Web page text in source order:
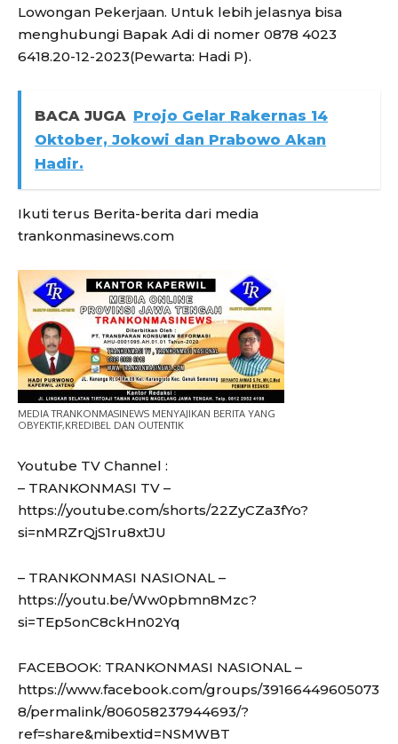
Lowongan Pekerjaan. Untuk lebih jelasnya bisa
menghubungi Bapak Adi di nomer 0878 4023
6418.20-12-2023(Pewarta: Hadi P).
BACA JUGA Projo Gelar Rakernas 14
Oktober, Jokowi dan Prabowo Akan
Hadir.
Ikuti terus Berita-berita dari media
trankonmasinews.com
MEDIA TRANKONMASINEWS MENYAJIKAN BERITA YANG
OBYEKTIF,KREDIBEL DAN OUTENTIK
Youtube TV Channel :
– TRANKONMASI TV –
https://youtube.com/shorts/22ZyCZa3fYo?
si=nMRZrQjS1ru8xtJU
– TRANKONMASI NASIONAL –
https://youtu.be/Ww0pbmn8Mzc?
si=TEp5onC8ckHn02Yq
FACEBOOK: TRANKONMASI NASIONAL –
https://www.facebook.com/groups/39166449605073
8/permalink/806058237944693/?
ref=share&mibextid=NSMWBT